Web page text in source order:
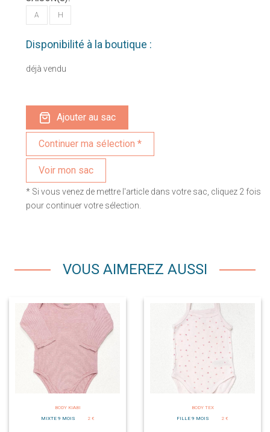
A H
Disponibilité à la boutique :
déjà vendu
Ajouter au sac
Voir mon sac
* Si vous venez de mettre l'article dans votre sac, cliquez 2 fois
pour continuer votre sélection.
VOUS AIMEREZ AUSSI
BODY KIABI
MIXTE 9 MOIS
2 €
BODY TEX
FILLE 9 MOIS
2 €